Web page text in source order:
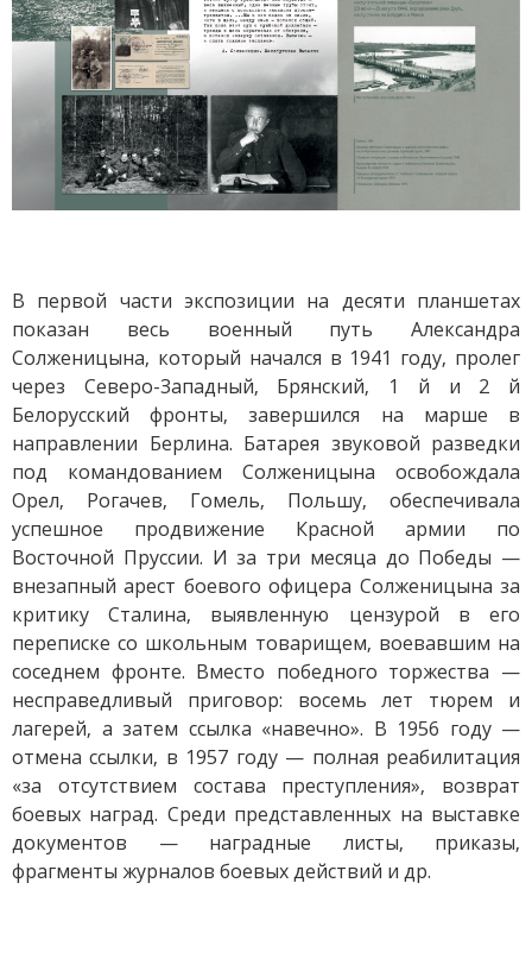
В первой части экспозиции на десяти планшетах
показан весь военный путь Александра
Солженицына, который начался в 1941 году, пролег
через Северо-Западный, Брянский, 1 й и 2 й
Белорусский фронты, завершился на марше в
направлении Берлина. Батарея звуковой разведки
под командованием Солженицына освобождала
Орел, Рогачев, Гомель, Польшу, обеспечивала
успешное продвижение Красной армии по
Восточной Пруссии. И за три месяца до Победы —
внезапный арест боевого офицера Солженицына за
критику Сталина, выявленную цензурой в его
переписке со школьным товарищем, воевавшим на
соседнем фронте. Вместо победного торжества —
несправедливый приговор: восемь лет тюрем и
лагерей, а затем ссылка «навечно». В 1956 году —
отмена ссылки, в 1957 году — полная реабилитация
«за отсутствием состава преступления», возврат
боевых наград. Среди представленных на выставке
документов — наградные листы, приказы,
фрагменты журналов боевых действий и др.